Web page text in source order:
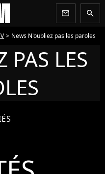
newsletter search
News N'oubliez pas les paroles
PAS LES